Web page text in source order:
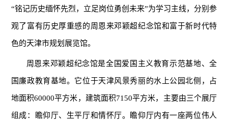
“铭记历史缅怀先烈，立足岗位勇创未来”为学习主线，分别参
观了富有历史厚重感的周恩来邓颖超纪念馆和富于新时代特
色的天津市规划展览馆。
周恩来邓颖超纪念馆是全国爱国主义教育示范基地、全
国廉政教育基地。它位于天津风景秀丽的水上公园北侧，占
地面积60000平方米，建筑面积7150平方米，主要由三个展厅
组成：瞻仰厅、生平厅和情怀厅。瞻仰厅内有一座两位伟人